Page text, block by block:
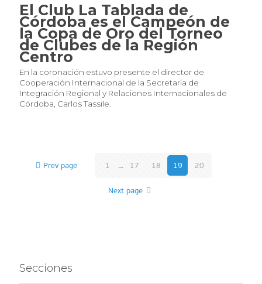
El Club La Tablada de
Córdoba es el Campeón de
la Copa de Oro del Torneo
de Clubes de la Región
Centro
En la coronación estuvo presente el director de
Cooperación Internacional de la Secretaría de
Integración Regional y Relaciones Internacionales de
Córdoba, Carlos Tassile.
Prev page 1 ... 17 18 19 20
Next page
Secciones